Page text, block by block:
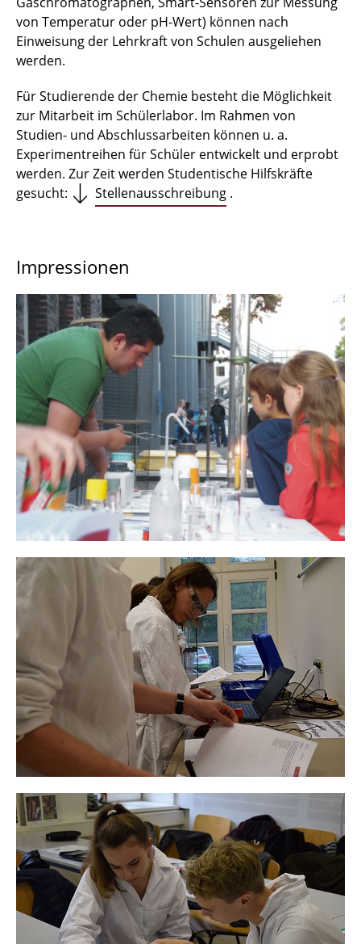
von Temperatur oder pH-Wert) können nach
Einweisung der Lehrkraft von Schulen ausgeliehen
werden.
Für Studierende der Chemie besteht die Möglichkeit
zur Mitarbeit im Schülerlabor. Im Rahmen von
Studien- und Abschlussarbeiten können u. a.
Experimentreihen für Schüler entwickelt und erprobt
werden. Zur Zeit werden Studentische Hilfskräfte
gesucht:
Stellenausschreibung .
Impressionen